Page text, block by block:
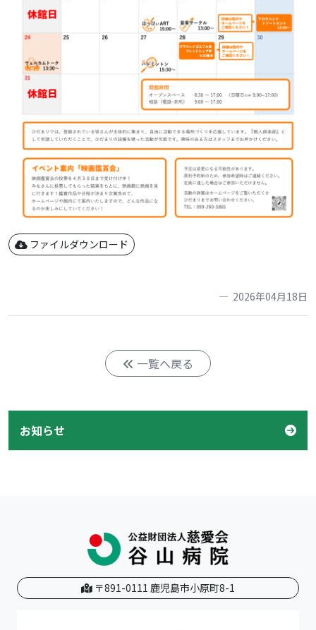
ファイルダウンロード
2026年04月18日
一覧へ戻る
お知らせ
〒891-0111 鹿児島市小原町8-1